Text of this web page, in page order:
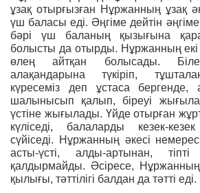
ұзақ отырғызған Нұржанның ұзақ
үш баласы еді. Әңгіме дейтін
бәрі үш баланың қызығына
болысты да отырды. Нұржанның
өлең айтқан болысады.
алақандарына түкіріп,
күресеміз деп ұстаса бергенде,
шалынысып қалып, біреуі
үстіне жығылады. Үйде отырған
күліседі, балаларды кезек-
сүйіседі. Нұржанның әкесі
асты-үсті, алды-артынан,
қалдырмайды. Әсіресе,
қылығы, тәттілігі балдан да тәтті еді.